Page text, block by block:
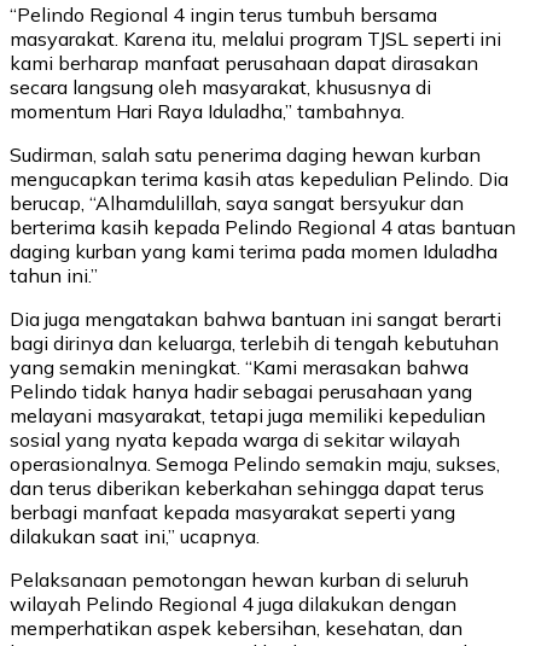
“Pelindo Regional 4 ingin terus tumbuh bersama
masyarakat. Karena itu, melalui program TJSL seperti ini
kami berharap manfaat perusahaan dapat dirasakan
secara langsung oleh masyarakat, khususnya di
momentum Hari Raya Iduladha,” tambahnya.
Sudirman, salah satu penerima daging hewan kurban
mengucapkan terima kasih atas kepedulian Pelindo. Dia
berucap, “Alhamdulillah, saya sangat bersyukur dan
berterima kasih kepada Pelindo Regional 4 atas bantuan
daging kurban yang kami terima pada momen Iduladha
tahun ini.”
Dia juga mengatakan bahwa bantuan ini sangat berarti
bagi dirinya dan keluarga, terlebih di tengah kebutuhan
yang semakin meningkat. “Kami merasakan bahwa
Pelindo tidak hanya hadir sebagai perusahaan yang
melayani masyarakat, tetapi juga memiliki kepedulian
sosial yang nyata kepada warga di sekitar wilayah
operasionalnya. Semoga Pelindo semakin maju, sukses,
dan terus diberikan keberkahan sehingga dapat terus
berbagi manfaat kepada masyarakat seperti yang
dilakukan saat ini,” ucapnya.
Pelaksanaan pemotongan hewan kurban di seluruh
wilayah Pelindo Regional 4 juga dilakukan dengan
memperhatikan aspek kebersihan, kesehatan, dan